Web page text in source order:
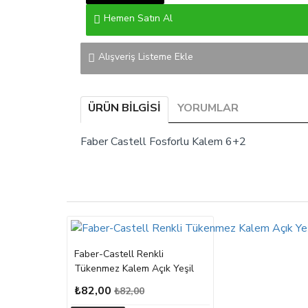
Hemen Satın Al
Alışveriş Listeme Ekle
ÜRÜN BILGISI YORUMLAR
Faber Castell Fosforlu Kalem 6+2
Faber-Castell Renkli
Tükenmez Kalem Açık Yeşil
₺82,00 ₺82,00